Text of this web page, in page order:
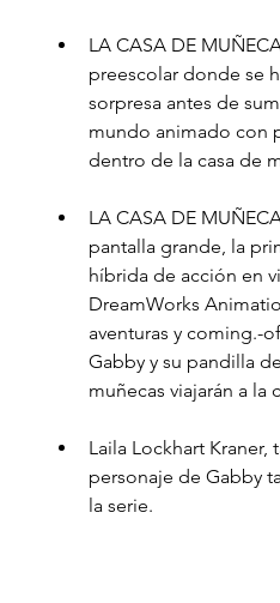
LA CASA DE
preescolar donde se
sorpresa antes de
mundo animado con
dentro de la casa de
LA CASA DE
pantalla grande, la
híbrida de acción en
DreamWorks
aventuras y coming.-
Gabby y su pandilla
muñecas viajarán a la
Laila Lockhart
personaje de Gabby
la serie.